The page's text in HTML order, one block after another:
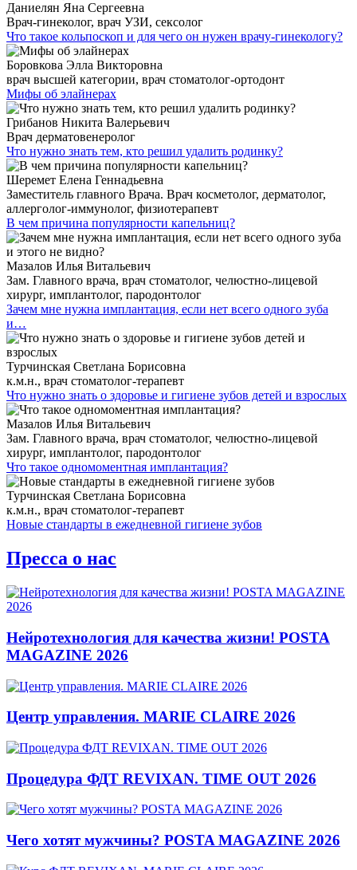
Даниелян Яна Сергеевна
Врач-гинеколог, врач УЗИ, сексолог
Что такое кольпоскоп и для чего он нужен врачу-гинекологу?
Боровкова Элла Викторовна
врач высшей категории, врач стоматолог-ортодонт
Мифы об элайнерах
Грибанов Никита Валерьевич
Врач дерматовенеролог
Что нужно знать тем, кто решил удалить родинку?
Шеремет Елена Геннадьевна
Заместитель главного Врача. Врач косметолог, дерматолог,
аллерголог-иммунолог, физиотерапевт
В чем причина популярности капельниц?
Мазалов Илья Витальевич
Зам. Главного врача, врач стоматолог, челюстно-лицевой
хирург, имплантолог, пародонтолог
Зачем мне нужна имплантация, если нет всего одного зуба
и…
Турчинская Светлана Борисовна
к.м.н., врач стоматолог-терапевт
Что нужно знать о здоровье и гигиене зубов детей и взрослых
Мазалов Илья Витальевич
Зам. Главного врача, врач стоматолог, челюстно-лицевой
хирург, имплантолог, пародонтолог
Что такое одномоментная имплантация?
Турчинская Светлана Борисовна
к.м.н., врач стоматолог-терапевт
Новые стандарты в ежедневной гигиене зубов
Пресса о нас
Нейротехнология для качества жизни! POSTA
MAGAZINE 2026
Центр управления. MARIE CLAIRE 2026
Процедура ФДТ REVIXAN. TIME OUT 2026
Чего хотят мужчины? POSTA MAGAZINE 2026